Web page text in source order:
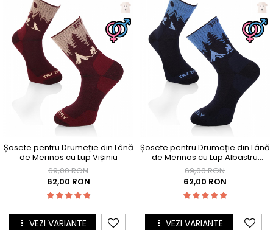
Șosete pentru Drumeție din Lână
de Merinos cu Lup Vișiniu
69,00 RON
62,00 RON
VEZI VARIANTE
Șosete pentru Drumeție din Lână
de Merinos cu Lup Albastru
închis
69,00 RON
62,00 RON
VEZI VARIANTE